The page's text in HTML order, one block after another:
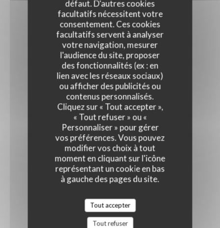
défaut. D'autres cookies
facultatifs nécessitent votre
consentement. Ces cookies
facultatifs servent à analyser
votre navigation, mesurer
l'audience du site, proposer
des fonctionnalités (ex : en
lien avec les réseaux sociaux)
ou afficher des publicités ou
contenus personnalisés.
Cliquez sur « Tout accepter »,
« Tout refuser » ou «
Personnaliser » pour gérer
vos préférences. Vous pouvez
modifier vos choix à tout
moment en cliquant sur l'icône
représentant un cookie en bas
à gauche des pages du site.
Tout accepter
Tout refuser